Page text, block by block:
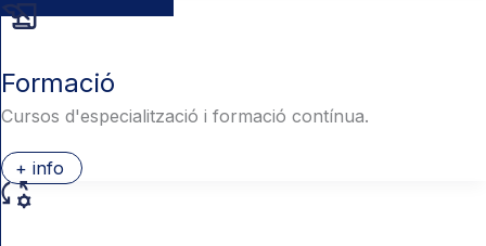
Formació
Cursos d'especialització i formació contínua.
+ info